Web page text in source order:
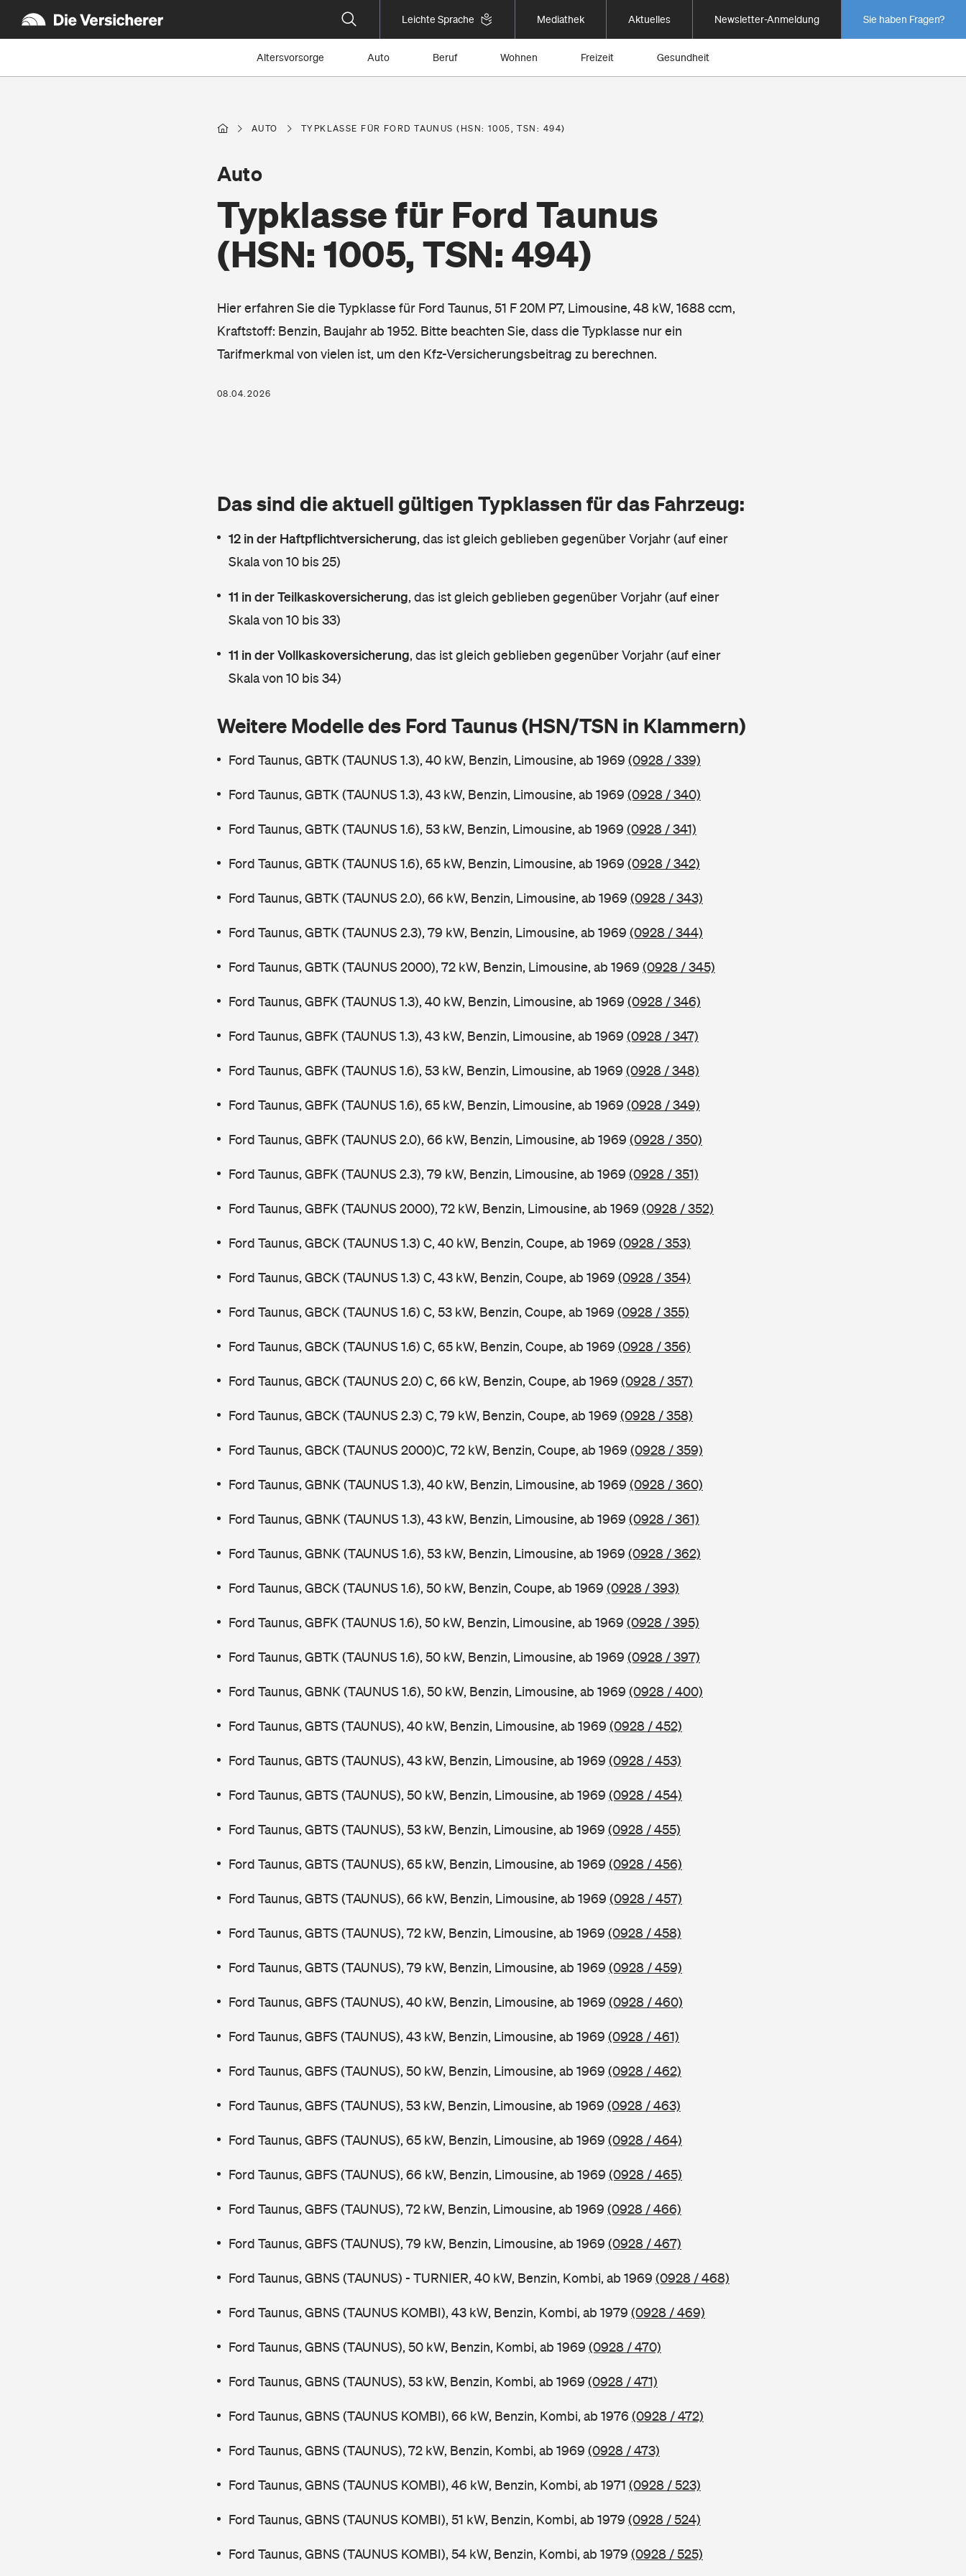
Leichte Sprache Mediathek Aktuelles Newsletter-Anmeldung Sie haben Fragen?
Altersvorsorge Auto Beruf Wohnen Freizeit Gesundheit
AUTO TYPKLASSE FÜR FORD TAUNUS (HSN: 1005, TSN: 494)
Typklasse für Ford Taunus
(HSN: 1005, TSN: 494)
Auto
Hier erfahren Sie die Typklasse für Ford Taunus, 51 F 20M P7, Limousine, 48 kW, 1688 ccm,
Kraftstoff: Benzin, Baujahr ab 1952. Bitte beachten Sie, dass die Typklasse nur ein
Tarifmerkmal von vielen ist, um den Kfz-Versicherungsbeitrag zu berechnen.
08.04.2026
Das sind die aktuell gültigen Typklassen für das Fahrzeug:
12 in der Haftpflichtversicherung, das ist gleich geblieben gegenüber Vorjahr (auf einer
Skala von 10 bis 25)
11 in der Teilkaskoversicherung, das ist gleich geblieben gegenüber Vorjahr (auf einer
Skala von 10 bis 33)
11 in der Vollkaskoversicherung, das ist gleich geblieben gegenüber Vorjahr (auf einer
Skala von 10 bis 34)
Weitere Modelle des Ford Taunus (HSN/TSN in Klammern)
Ford Taunus, GBTK (TAUNUS 1.3), 40 kW, Benzin, Limousine, ab 1969 (0928 / 339)
Ford Taunus, GBTK (TAUNUS 1.3), 43 kW, Benzin, Limousine, ab 1969 (0928 / 340)
Ford Taunus, GBTK (TAUNUS 1.6), 53 kW, Benzin, Limousine, ab 1969 (0928 / 341)
Ford Taunus, GBTK (TAUNUS 1.6), 65 kW, Benzin, Limousine, ab 1969 (0928 / 342)
Ford Taunus, GBTK (TAUNUS 2.0), 66 kW, Benzin, Limousine, ab 1969 (0928 / 343)
Ford Taunus, GBTK (TAUNUS 2.3), 79 kW, Benzin, Limousine, ab 1969 (0928 / 344)
Ford Taunus, GBTK (TAUNUS 2000), 72 kW, Benzin, Limousine, ab 1969 (0928 / 345)
Ford Taunus, GBFK (TAUNUS 1.3), 40 kW, Benzin, Limousine, ab 1969 (0928 / 346)
Ford Taunus, GBFK (TAUNUS 1.3), 43 kW, Benzin, Limousine, ab 1969 (0928 / 347)
Ford Taunus, GBFK (TAUNUS 1.6), 53 kW, Benzin, Limousine, ab 1969 (0928 / 348)
Ford Taunus, GBFK (TAUNUS 1.6), 65 kW, Benzin, Limousine, ab 1969 (0928 / 349)
Ford Taunus, GBFK (TAUNUS 2.0), 66 kW, Benzin, Limousine, ab 1969 (0928 / 350)
Ford Taunus, GBFK (TAUNUS 2.3), 79 kW, Benzin, Limousine, ab 1969 (0928 / 351)
Ford Taunus, GBFK (TAUNUS 2000), 72 kW, Benzin, Limousine, ab 1969 (0928 / 352)
Ford Taunus, GBCK (TAUNUS 1.3) C, 40 kW, Benzin, Coupe, ab 1969 (0928 / 353)
Ford Taunus, GBCK (TAUNUS 1.3) C, 43 kW, Benzin, Coupe, ab 1969 (0928 / 354)
Ford Taunus, GBCK (TAUNUS 1.6) C, 53 kW, Benzin, Coupe, ab 1969 (0928 / 355)
Ford Taunus, GBCK (TAUNUS 1.6) C, 65 kW, Benzin, Coupe, ab 1969 (0928 / 356)
Ford Taunus, GBCK (TAUNUS 2.0) C, 66 kW, Benzin, Coupe, ab 1969 (0928 / 357)
Ford Taunus, GBCK (TAUNUS 2.3) C, 79 kW, Benzin, Coupe, ab 1969 (0928 / 358)
Ford Taunus, GBCK (TAUNUS 2000)C, 72 kW, Benzin, Coupe, ab 1969 (0928 / 359)
Ford Taunus, GBNK (TAUNUS 1.3), 40 kW, Benzin, Limousine, ab 1969 (0928 / 360)
Ford Taunus, GBNK (TAUNUS 1.3), 43 kW, Benzin, Limousine, ab 1969 (0928 / 361)
Ford Taunus, GBNK (TAUNUS 1.6), 53 kW, Benzin, Limousine, ab 1969 (0928 / 362)
Ford Taunus, GBCK (TAUNUS 1.6), 50 kW, Benzin, Coupe, ab 1969 (0928 / 393)
Ford Taunus, GBFK (TAUNUS 1.6), 50 kW, Benzin, Limousine, ab 1969 (0928 / 395)
Ford Taunus, GBTK (TAUNUS 1.6), 50 kW, Benzin, Limousine, ab 1969 (0928 / 397)
Ford Taunus, GBNK (TAUNUS 1.6), 50 kW, Benzin, Limousine, ab 1969 (0928 / 400)
Ford Taunus, GBTS (TAUNUS), 40 kW, Benzin, Limousine, ab 1969 (0928 / 452)
Ford Taunus, GBTS (TAUNUS), 43 kW, Benzin, Limousine, ab 1969 (0928 / 453)
Ford Taunus, GBTS (TAUNUS), 50 kW, Benzin, Limousine, ab 1969 (0928 / 454)
Ford Taunus, GBTS (TAUNUS), 53 kW, Benzin, Limousine, ab 1969 (0928 / 455)
Ford Taunus, GBTS (TAUNUS), 65 kW, Benzin, Limousine, ab 1969 (0928 / 456)
Ford Taunus, GBTS (TAUNUS), 66 kW, Benzin, Limousine, ab 1969 (0928 / 457)
Ford Taunus, GBTS (TAUNUS), 72 kW, Benzin, Limousine, ab 1969 (0928 / 458)
Ford Taunus, GBTS (TAUNUS), 79 kW, Benzin, Limousine, ab 1969 (0928 / 459)
Ford Taunus, GBFS (TAUNUS), 40 kW, Benzin, Limousine, ab 1969 (0928 / 460)
Ford Taunus, GBFS (TAUNUS), 43 kW, Benzin, Limousine, ab 1969 (0928 / 461)
Ford Taunus, GBFS (TAUNUS), 50 kW, Benzin, Limousine, ab 1969 (0928 / 462)
Ford Taunus, GBFS (TAUNUS), 53 kW, Benzin, Limousine, ab 1969 (0928 / 463)
Ford Taunus, GBFS (TAUNUS), 65 kW, Benzin, Limousine, ab 1969 (0928 / 464)
Ford Taunus, GBFS (TAUNUS), 66 kW, Benzin, Limousine, ab 1969 (0928 / 465)
Ford Taunus, GBFS (TAUNUS), 72 kW, Benzin, Limousine, ab 1969 (0928 / 466)
Ford Taunus, GBFS (TAUNUS), 79 kW, Benzin, Limousine, ab 1969 (0928 / 467)
Ford Taunus, GBNS (TAUNUS) - TURNIER, 40 kW, Benzin, Kombi, ab 1969 (0928 / 468)
Ford Taunus, GBNS (TAUNUS KOMBI), 43 kW, Benzin, Kombi, ab 1979 (0928 / 469)
Ford Taunus, GBNS (TAUNUS), 50 kW, Benzin, Kombi, ab 1969 (0928 / 470)
Ford Taunus, GBNS (TAUNUS), 53 kW, Benzin, Kombi, ab 1969 (0928 / 471)
Ford Taunus, GBNS (TAUNUS KOMBI), 66 kW, Benzin, Kombi, ab 1976 (0928 / 472)
Ford Taunus, GBNS (TAUNUS), 72 kW, Benzin, Kombi, ab 1969 (0928 / 473)
Ford Taunus, GBNS (TAUNUS KOMBI), 46 kW, Benzin, Kombi, ab 1971 (0928 / 523)
Ford Taunus, GBNS (TAUNUS KOMBI), 51 kW, Benzin, Kombi, ab 1979 (0928 / 524)
Ford Taunus, GBNS (TAUNUS KOMBI), 54 kW, Benzin, Kombi, ab 1979 (0928 / 525)